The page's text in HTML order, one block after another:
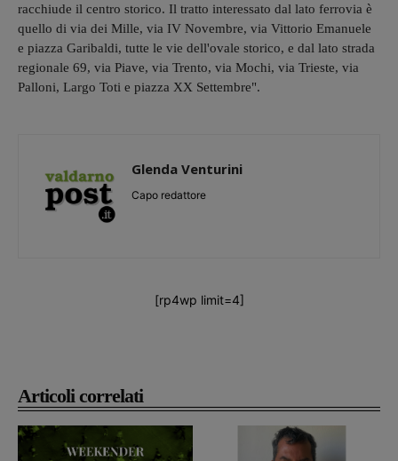
Articoli correlati
racchiude il centro storico. Il tratto interessato dal lato ferrovia è
quello di via dei Mille, via IV Novembre, via Vittorio Emanuele
e piazza Garibaldi, tutte le vie dell'ovale storico, e dal lato strada
regionale 69, via Piave, via Trento, via Mochi, via Trieste, via
Palloni, Largo Toti e piazza XX Settembre".
Glenda Venturini
Capo redattore
[rp4wp limit=4]